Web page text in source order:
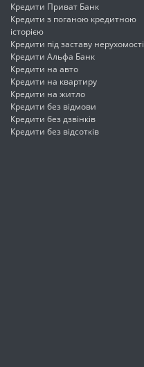
Кредити Приват Банк
Кредити з поганою кредитною
історією
Кредити під заставу нерухомості
Кредити Альфа Банк
Кредити на авто
Кредити на квартиру
Кредити на житло
Кредити без відмови
Кредити без дзвінків
Кредити без відсотків